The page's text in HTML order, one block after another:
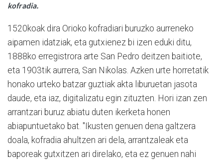
kofradia.
1520koak dira Orioko kofradiari buruzko aurreneko
aipamen idatziak, eta gutxienez bi izen eduki ditu,
1888ko erregistrora arte San Pedro deitzen baitiote,
eta 1903tik aurrera, San Nikolas. Azken urte horretatik
honako urteko batzar guztiak akta liburuetan jasota
daude, eta iaz, digitalizatu egin zituzten. Hori izan zen
arrantzari buruz abiatu duten ikerketa honen
abiapuntuetako bat. "Ikusten genuen dena galtzera
doala, kofradia ahultzen ari dela, arrantzaleak eta
baporeak gutxitzen ari direlako, eta ez genuen nahi